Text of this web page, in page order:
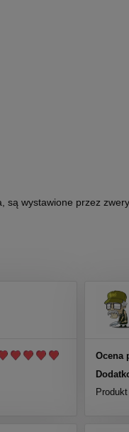
są wystawione przez
Ocena